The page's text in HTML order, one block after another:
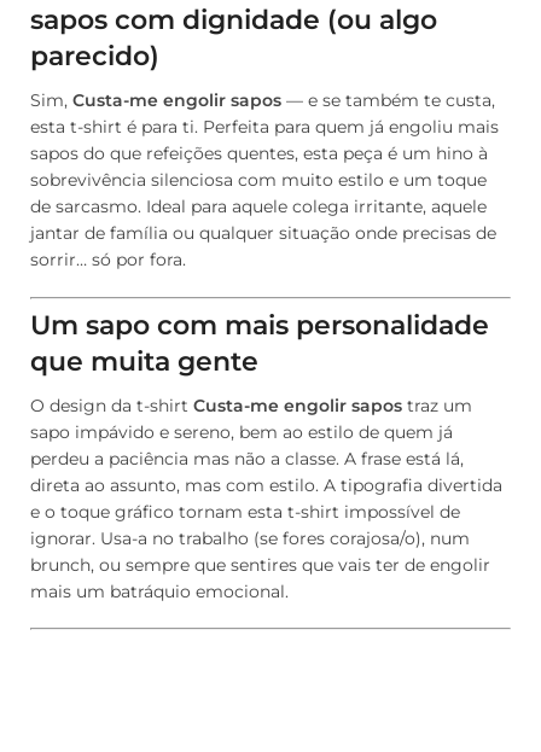
sapos com dignidade (ou algo
parecido)
Sim, Custa-me engolir sapos — e se também te custa,
esta t-shirt é para ti. Perfeita para quem já engoliu mais
sapos do que refeições quentes, esta peça é um hino à
sobrevivência silenciosa com muito estilo e um toque
de sarcasmo. Ideal para aquele colega irritante, aquele
jantar de família ou qualquer situação onde precisas de
sorrir… só por fora.
Um sapo com mais personalidade
que muita gente
O design da t-shirt Custa-me engolir sapos traz um
sapo impávido e sereno, bem ao estilo de quem já
perdeu a paciência mas não a classe. A frase está lá,
direta ao assunto, mas com estilo. A tipografia divertida
e o toque gráfico tornam esta t-shirt impossível de
ignorar. Usa-a no trabalho (se fores corajosa/o), num
brunch, ou sempre que sentires que vais ter de engolir
mais um batráquio emocional.